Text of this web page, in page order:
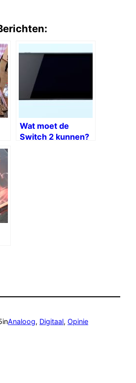
Wat moet de
Switch 2 kunnen?
inAnaloog, Digitaal, Opinie